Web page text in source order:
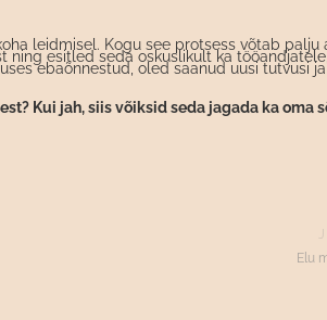
leidmisel. Kogu see protsess võtab palju
ning esitled seda oskuslikult ka
ebaõnnestud, oled saanud uusi tutvusi
Kui jah, siis võiksid seda jagada ka oma
Elu